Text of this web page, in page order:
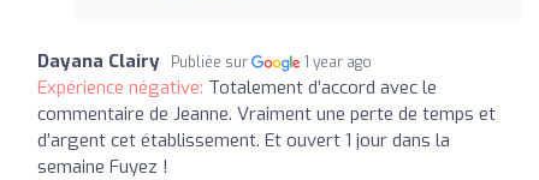
Dayana Clairy Publiée sur 1 year ago
Expérience négative: Totalement d’accord avec le
commentaire de Jeanne. Vraiment une perte de temps et
d’argent cet établissement. Et ouvert 1 jour dans la
semaine Fuyez !